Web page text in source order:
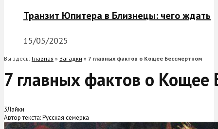
Транзит Юпитера в Близнецы: чего ждать
15/05/2025
Вы здесь: Главная » Загадки » 7 главных фактов о Кощее Бессмертном
7 главных фактов о Кощее
3Лайки
Автор текста: Русская семерка